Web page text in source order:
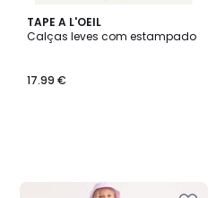
TAPE A L'OEIL
Calças leves com estampado
17.99 €